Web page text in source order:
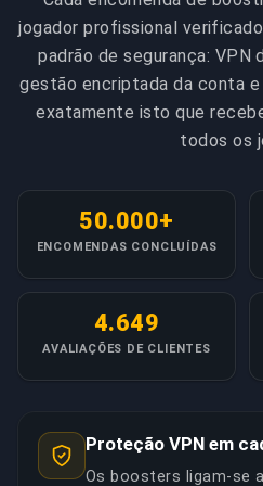
normalmente por 1-2
agendadas, e as subidas
precisam simplesmente de
equipe ajuda a estabelecer
baseados na sua
jogador profissional
padrão de segurança: VPN
gestão encriptada da conta
exatamente isto que
todos os
ENCOMENDAS CONCLUÍDAS
50.000+
AVALIAÇÕES DE CLIENTES
4.649
Proteção VPN em
Os boosters ligam-se